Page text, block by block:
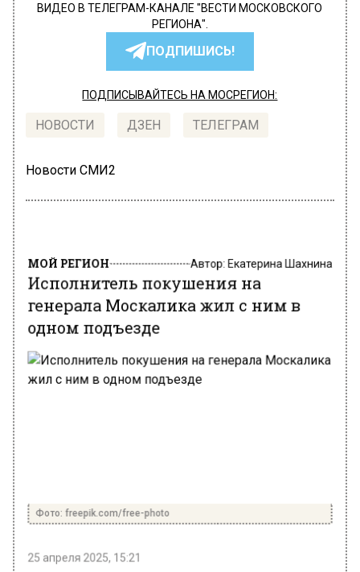
ВИДЕО В ТЕЛЕГРАМ-КАНАЛЕ "ВЕСТИ МОСКОВСКОГО
РЕГИОНА".
ПОДПИШИСЬ!
ПОДПИСЫВАЙТЕСЬ НА МОСРЕГИОН:
НОВОСТИ ДЗЕН ТЕЛЕГРАМ
Новости СМИ2
МОЙ РЕГИОН
Исполнитель покушения на
генерала Москалика жил с ним в
одном подъезде
Фото: freepik.com/free-photo
25 апреля 2025, 15:21